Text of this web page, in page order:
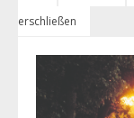
erschließen